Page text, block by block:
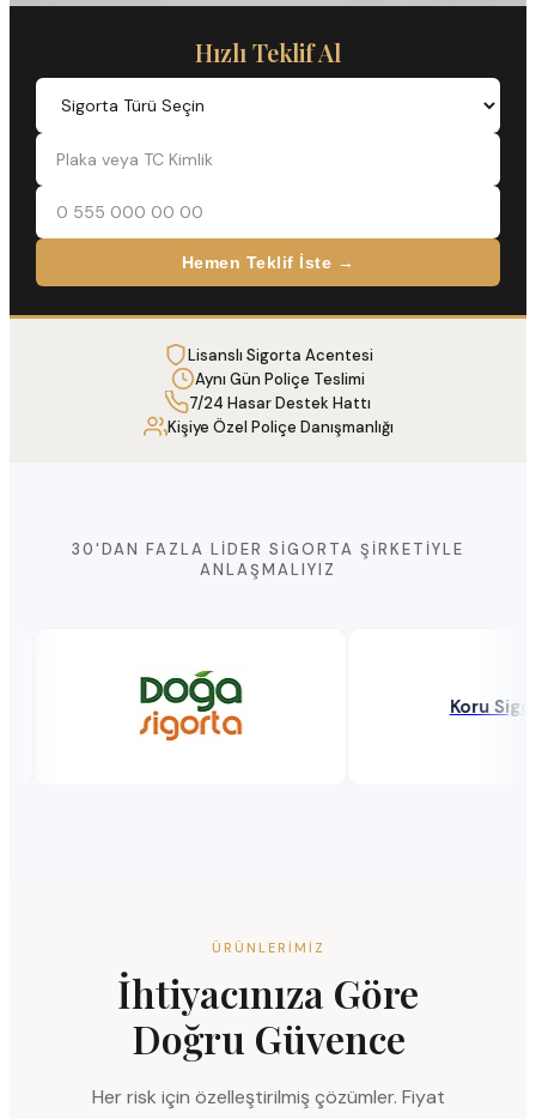
Hızlı Teklif Al
Hemen Teklif İste →
Lisanslı Sigorta Acentesi
Aynı Gün Poliçe Teslimi
7/24 Hasar Destek Hattı
Kişiye Özel Poliçe Danışmanlığı
30'DAN FAZLA LIDER SIGORTA ŞIRKETIYLE
ANLAŞMALIYIZ
Koru Sigorta
ÜRÜNLERIMIZ
İhtiyacınıza Göre
Doğru Güvence
Her risk için özelleştirilmiş çözümler. Fiyat